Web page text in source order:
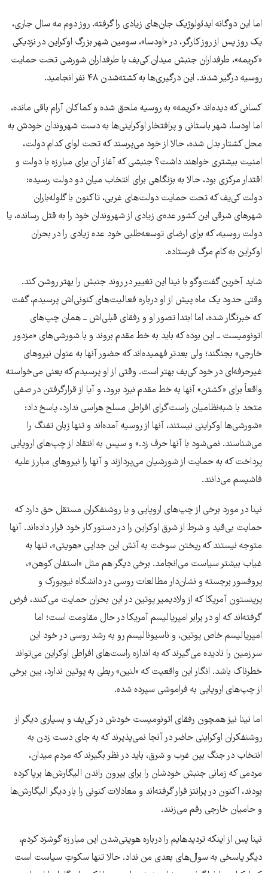
اما این دوگانه ایدئولوژیک جان‌های زیادی را گرفته. روز دوم مه سال جاری،
یک روز پس از روز کارگر، در «اودسا»، سومین شهر بزرگ اوکراین در نزدیکی
«کریمه»، طرفداران جنبش میدان کی‌یف با طرفداران شورشی تحت حمایت
روسیه درگیر شدند. این درگیری‌ها به کشته‌شدن ۴۸ نفر انجامید.
کسانی که دیده‌اند «کریمه» به روسیه ملحق شده و کماکان آرام باقی مانده،
اما اودسا، شهر باستانی و پرافتخار اوکراینی‌ها به دست شهروندان خودش به
محل کشتار بدل شده، حالا از خود می‌پرسند که تحت لوای کدام دولت،
امنیت بیشتری خواهند داشت؟ جنبشی که آغاز آن برای مبارزه با دولت و
اقتدار مرکزی بود، حالا به بزنگاهی برای انتخاب میان دو دولت رسیده:
دولت کی‌یف که تحت حمایت دولت‌های غربی، تاکنون با گلوله‌باران
شهرهای شرقی این کشور عده‌ی زیادی از شهروندان خود را به قتل رسانده، یا
دولت روسیه، که برای ارضای توسعه‌طلبی خود عده‌ زیادی را در بحران
اوکراین به کام مرگ فرستاده.
شاید آخرین گفت‌و‌گو با نینا این تغییر در روند جنبش را بهتر روشن کند.
وقتی حدود یک ماه پیش از او درباره فعالیت‌های کنونی‌اش پرسیدم، گفت
که خبرنگار شده، اما ابتدا تصور او و رفقای قبلی‌اش ــ همان چپ‌های
اتونومیست ــ این بوده که باید به خط مقدم بروند و با شورشی‌های «مزدور
خارجی» بجنگند؛ ولی بعدتر فهمیده‌اند که حضور آنها به عنوان نیروهای
غیرحرفه‌ای در خود کی‌یف بهتر است. وقتی از او پرسیدم که یعنی می‌خواسته
واقعاً برای «کشتن» آنها به خط مقدم نبرد برود، و آیا از قرارگرفتن در صفی
متحد با شبه‌نظامیان راست‌گرای افراطی مسلح هراسی ندارد، پاسخ داد:
«شورشی‌ها اوکراینی نیستند، آنها از روسیه آمده‌اند و تنها زبان تفنگ را
می‌شناسند. نمی‌شود با آنها حرف زد.» و سپس به انتقاد از چپ‌های اروپایی
پرداخت که به حمایت از شورشیان می‌پردازند و آنها را نیروهای مبارز علیه
فاشیسم می‌دانند.
نینا در مورد برخی از چپ‌های اروپایی و یا روشنفکران مستقل حق دارد که
حمایت بی‌قید و شرط از شرق اوکراین را در دستور کار خود قرار داده‌اند. آنها
متوجه نیستند که ریختن سوخت به آتش این جدایی «هویتی»، تنها به
غیاب بیشتر سیاست می‌انجامد. برخی دیگر هم مثل «استفان کوهن»،
پروفسور برجسته و نشان‌دار مطالعات روسی در دانشگاه نیویورک و
پرینستون آمریکا که از ولادیمیر پوتین در این بحران حمایت می‌کنند، فرض
گرفته‌اند که او در برابر امپریالیسم آمریکا در حال مقاومت است؛ اما
امپریالیسم خاص پوتین، و ناسیونالیسم رو به رشد روسی در خود این
سرزمین را نادیده می‌گیرند که به اندازه راست‌های افراطی اوکراین می‌تواند
خطرناک باشد. انگار این واقعیت که «لنین» ربطی به پوتین ندارد، بین برخی
از چپ‌های اروپایی به فراموشی سپرده شده.
اما نینا نیز همچون رفقای اتونومیست خودش در کی‌یف و بسیاری دیگر از
روشنفکران اوکراینی حاضر در آنجا نمی‌پذیرند که به جای دست زدن به
انتخاب در جنگ بین غرب و شرق، باید در نظر بگیرند که مردم میدان،
مردمی که زمانی جنبش خودشان را برای بیرون راندن الیگارش‌ها برپا کرده
بودند، اکنون در پرانتز قرار گرفته‌اند و معادلات کنونی را بار دیگر الیگارش‌ها
و حامیان خارجی رقم می‌زنند.
نینا پس از اینکه تردیدهایم را درباره هویتی‌شدن این مبارزه گوشزد کردم،
دیگر پاسخی به سوال‌های بعدی من نداد. حالا تنها سکوتِ سیاست است